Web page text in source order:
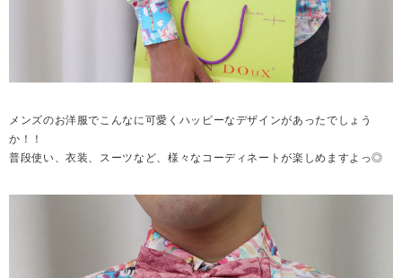
メンズのお洋服でこんなに可愛くハッピーなデザインがあったでしょう
か！！
普段使い、衣装、スーツなど、様々なコーディネートが楽しめますよっ◎